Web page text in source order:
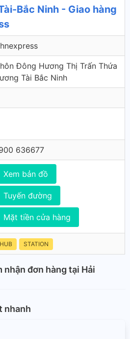
Bắc Ninh - Giao hàng
Đông Hương Thị Trấn Thứa
Tài Bắc Ninh
636677
Xem bản đồ
Tuyến đường
Mặt tiền cửa hàng
HUB STATION
nhận đơn hàng tại Hải
nhanh